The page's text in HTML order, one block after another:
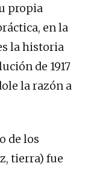
propia
en la
la historia
de 1917
la razón a
de los
tierra) fue